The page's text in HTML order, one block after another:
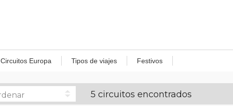
Circuitos Europa Tipos de viajes Festivos
5 circuitos encontrados